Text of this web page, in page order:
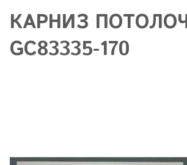
КАРНИЗ
GC83335-170